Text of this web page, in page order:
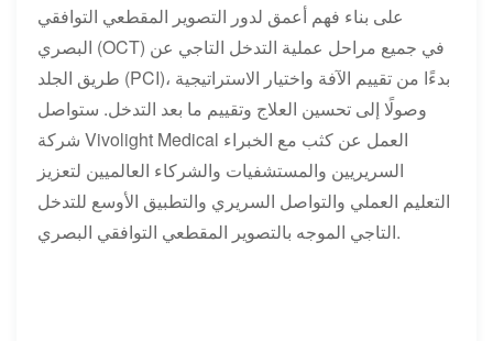
على بناء فهم أعمق لدور التصوير المقطعي التوافقي
البصري (OCT) في جميع مراحل عملية التدخل التاجي عن
طريق الجلد (PCI)، بدءًا من تقييم الآفة واختيار الاستراتيجية
وصولًا إلى تحسين العلاج وتقييم ما بعد التدخل. ستواصل
شركة Vivolight Medical العمل عن كثب مع الخبراء
السريريين والمستشفيات والشركاء العالميين لتعزيز
التعليم العملي والتواصل السريري والتطبيق الأوسع للتدخل
التاجي الموجه بالتصوير المقطعي التوافقي البصري.